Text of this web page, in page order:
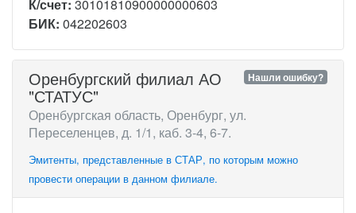
К/счет: 30101810900000000603
БИК: 042202603
Нашли ошибку?
Оренбургский филиал АО
"СТАТУС"
Оренбургская область, Оренбург, ул.
Переселенцев, д. 1/1, каб. 3-4, 6-7.
Эмитенты, представленные в СТАР, по которым можно
провести операции в данном филиале.